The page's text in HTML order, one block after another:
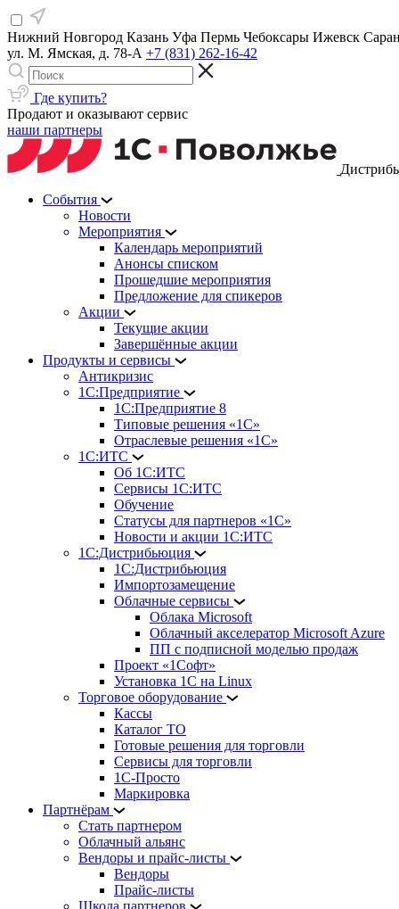
Нижний Новгород Казань Уфа Пермь Чебоксары Ижевск
ул. М. Ямская, д. 78-А +7 (831) 262-16-42
Где купить?
Продают и оказывают сервис
наши партнеры
События
Новости
Мероприятия
Календарь мероприятий
Анонсы списком
Прошедшие мероприятия
Предложение для спикеров
Акции
Текущие акции
Завершённые акции
Продукты и сервисы
Антикризис
1С:Предприятие
1С:Предприятие 8
Типовые решения «1С»
Отраслевые решения «1С»
1С:ИТС
Об 1С:ИТС
Сервисы 1С:ИТС
Обучение
Статусы для партнеров «1С»
Новости и акции 1С:ИТС
1С:Дистрибьюция
1С:Дистрибьюция
Импортозамещение
Облачные сервисы
Облака Microsoft
Облачный акселератор Microsoft Azure
ПП с подписной моделью продаж
Проект «1Софт»
Установка 1С на Linux
Торговое оборудование
Кассы
Каталог ТО
Готовые решения для торговли
Сервисы для торговли
1С-Просто
Маркировка
Партнёрам
Стать партнером
Облачный альянс
Вендоры и прайс-листы
Вендоры
Прайс-листы
Школа партнеров